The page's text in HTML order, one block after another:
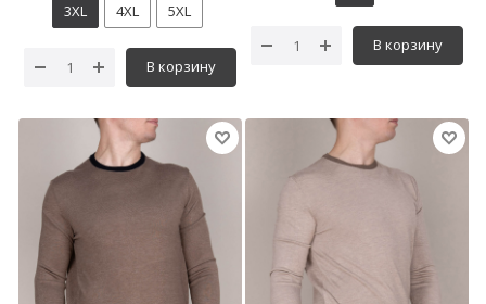
3XL 4XL 5XL
В корзину
В корзину